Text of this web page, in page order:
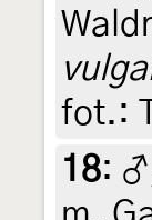
fot.:
18: